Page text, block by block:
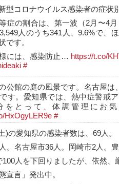
型コロナウイルス感染者の症状
症の割合は、第一波（2月〜4
人のうち341人、9.6%で、
です。
には、感染防止… https://t.co/
#
公館の庭の風景です。名古屋は
す。愛知県では、熱中症警戒
をとって、体調管理にお
HxOgyLER9e #
)の愛知県の感染者数は、69人。
。名古屋市36人。岡崎市2人。
100人を下回りましたが、依然、
宣言」発出中。